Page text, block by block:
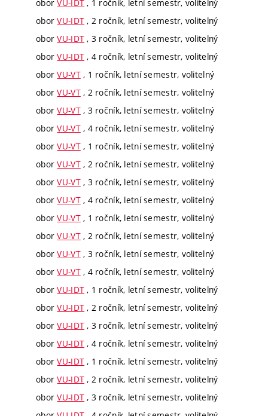
oborVU-IDT , 1 ročník, letní semestr, volitelný
oborVU-IDT , 2 ročník, letní semestr, volitelný
oborVU-IDT , 3 ročník, letní semestr, volitelný
oborVU-IDT , 4 ročník, letní semestr, volitelný
oborVU-VT, 1 ročník, letní semestr, volitelný
oborVU-VT, 2 ročník, letní semestr, volitelný
oborVU-VT, 3 ročník, letní semestr, volitelný
oborVU-VT, 4 ročník, letní semestr, volitelný
oborVU-VT, 1 ročník, letní semestr, volitelný
oborVU-VT, 2 ročník, letní semestr, volitelný
oborVU-VT, 3 ročník, letní semestr, volitelný
oborVU-VT, 4 ročník, letní semestr, volitelný
oborVU-VT, 1 ročník, letní semestr, volitelný
oborVU-VT, 2 ročník, letní semestr, volitelný
oborVU-VT, 3 ročník, letní semestr, volitelný
oborVU-VT, 4 ročník, letní semestr, volitelný
oborVU-IDT , 1 ročník, letní semestr, volitelný
oborVU-IDT , 2 ročník, letní semestr, volitelný
oborVU-IDT , 3 ročník, letní semestr, volitelný
oborVU-IDT , 4 ročník, letní semestr, volitelný
oborVU-IDT , 1 ročník, letní semestr, volitelný
oborVU-IDT , 2 ročník, letní semestr, volitelný
oborVU-IDT , 3 ročník, letní semestr, volitelný